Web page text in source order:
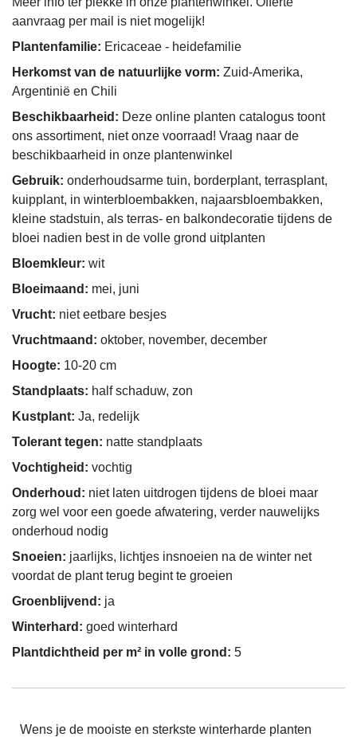
aanvraag per mail is niet mogelijk!
Plantenfamilie: Ericaceae - heidefamilie
Herkomst van de natuurlijke vorm: Zuid-Amerika,
Argentinië en Chili
Beschikbaarheid: Deze online planten catalogus toont
ons assortiment, niet onze voorraad! Vraag naar de
beschikbaarheid in onze plantenwinkel
Gebruik: onderhoudsarme tuin, borderplant, terrasplant,
kuipplant, in winterbloembakken, najaarsbloembakken,
kleine stadstuin, als terras- en balkondecoratie tijdens de
bloei nadien best in de volle grond uitplanten
Bloemkleur: wit
Bloeimaand: mei, juni
Vrucht: niet eetbare besjes
Vruchtmaand: oktober, november, december
Hoogte: 10-20 cm
Standplaats: half schaduw, zon
Kustplant: Ja, redelijk
Tolerant tegen: natte standplaats
Vochtigheid: vochtig
Onderhoud: niet laten uitdrogen tijdens de bloei maar
zorg wel voor een goede afwatering, verder nauwelijks
onderhoud nodig
Snoeien: jaarlijks, lichtjes insnoeien na de winter net
voordat de plant terug begint te groeien
Groenblijvend: ja
Winterhard: goed winterhard
Plantdichtheid per m² in volle grond: 5
Wens je de mooiste en sterkste winterharde planten